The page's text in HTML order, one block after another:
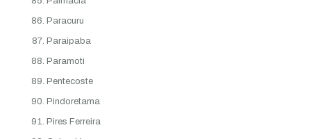
Paracuru
Paraipaba
Paramoti
Pentecoste
Pindoretama
Pires Ferreira